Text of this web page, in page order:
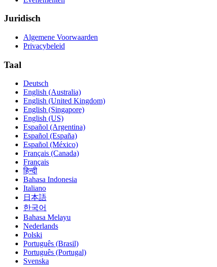
Juridisch
Algemene Voorwaarden
Privacybeleid
Taal
Deutsch
English (Australia)
English (United Kingdom)
English (Singapore)
English (US)
Español (Argentina)
Español (España)
Español (México)
Français (Canada)
Français
हिन्दी
Bahasa Indonesia
Italiano
日本語
한국어
Bahasa Melayu
Nederlands
Polski
Português (Brasil)
Português (Portugal)
Svenska